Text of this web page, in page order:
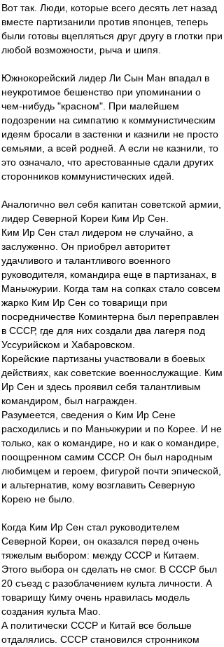
Вот так. Люди, которые всего десять лет назад
вместе партизанили против японцев, теперь
были готовы вцепляться друг другу в глотки при
любой возможности, рыча и шипя.
Южнокорейский лидер Ли Сын Ман впадал в
неукротимое бешенство при упоминании о
чем-нибудь "красном". При малейшем
подозрении на симпатию к коммунистическим
идеям бросали в застенки и казнили не просто
семьями, а всей родней. А если не казнили, то
это означало, что арестованные сдали других
сторонников коммунистических идей.
Аналогично вел себя капитан советской армии,
лидер Северной Кореи Ким Ир Сен.
Ким Ир Сен стал лидером не случайно, а
заслуженно. Он приобрел авторитет
удачливого и талантливого военного
руководителя, командира еще в партизанах, в
Маньчжурии. Когда там на сопках стало совсем
жарко Ким Ир Сен со товарищи при
посредничестве Коминтерна был переправлен
в СССР, где для них создали два лагеря под
Уссурийском и Хабаровском.
Корейские партизаны участвовали в боевых
действиях, как советские военнослужащие. Ким
Ир Сен и здесь проявил себя талантливым
командиром, был награжден.
Разумеется, сведения о Ким Ир Сене
расходились и по Маньчжурии и по Корее. И не
только, как о командире, но и как о командире,
поощренном самим СССР. Он был народным
любимцем и героем, фигурой почти эпической,
и альтернатив, кому возглавить Северную
Корею не было.
Когда Ким Ир Сен стал руководителем
Северной Кореи, он оказался перед очень
тяжелым выбором: между СССР и Китаем.
Этого выбора он сделать не смог. В СССР был
20 съезд с разоблачением культа личности. А
товарищу Киму очень нравилась модель
создания культа Мао.
А политически СССР и Китай все больше
отдалялись. СССР становился стронником